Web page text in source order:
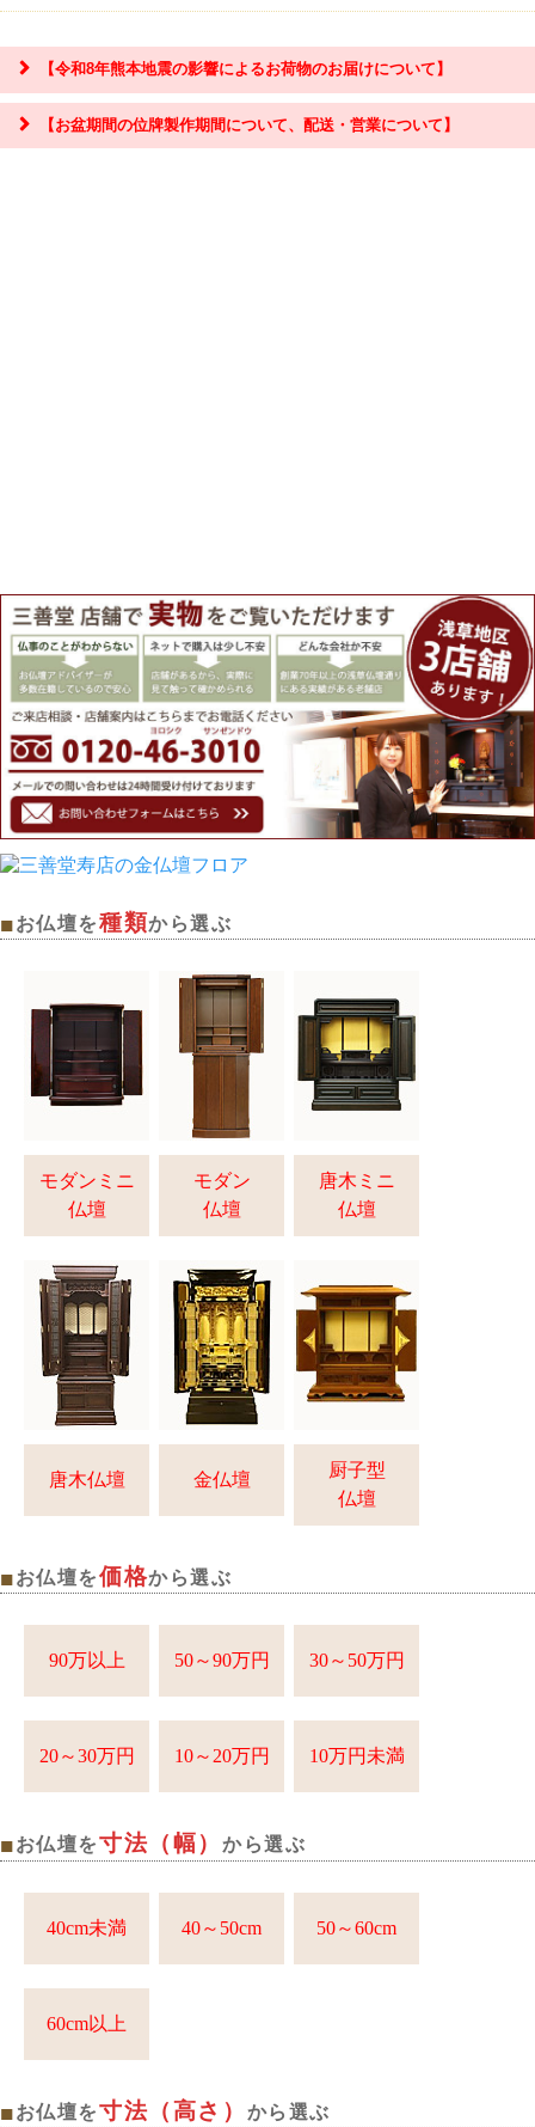
【令和8年熊本地震の影響によるお荷物のお届けについて】
【お盆期間の位牌製作期間について、配送・営業について】
■お仏壇を種類から選ぶ
モダンミニ
仏壇
モダン
仏壇
唐木ミニ
仏壇
唐木仏壇 金仏壇
厨子型
仏壇
■お仏壇を価格から選ぶ
90万以上 50～90万円 30～50万円
20～30万円 10～20万円 10万円未満
■お仏壇を寸法（幅）から選ぶ
40cm未満 40～50cm 50～60cm
60cm以上
■お仏壇を寸法（高さ） から選ぶ